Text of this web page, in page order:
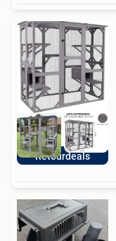
Retourdeals